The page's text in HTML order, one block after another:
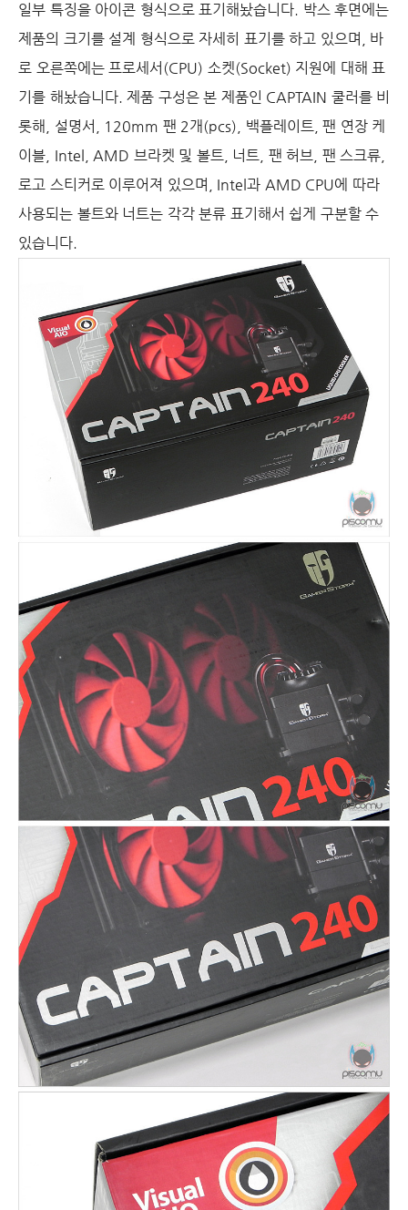
일부 특징을 아이콘 형식으로 표기해놨습니다. 박스 후면에는
제품의 크기를 설계 형식으로 자세히 표기를 하고 있으며
바
로 오른쪽에는 프로세서 (CPU) 소켓(Socket) 지원에 대해 표
기를 해놨습니다. 제품 구성은 본 제품인 CAPTAIN 쿨러를 비
롯해
설명서 , 120mm 팬 2개 (pcs), 백플레이트, 팬 연장 케
이블 , Intel, AMD 브라켓 및 볼트, 너트 팬 허브 팬 스크류
로고 스티커로 이루어져 있으며
, Intel과 AMD CPU에 따라
사용되는 볼트와 너트는 각각 분류 표기해서 쉽게 구분할 수
있습니다.